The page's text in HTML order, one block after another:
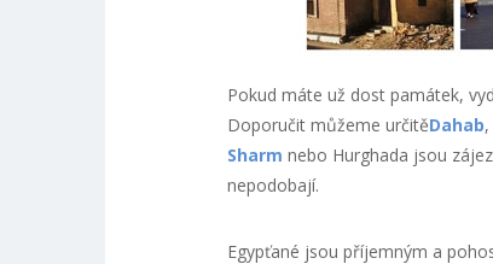
Pokud máte už dost památek,
Doporučit můžeme určitěDahab
Sharm nebo Hurghada jsou
nepodobají.
Egypťané jsou příjemným a